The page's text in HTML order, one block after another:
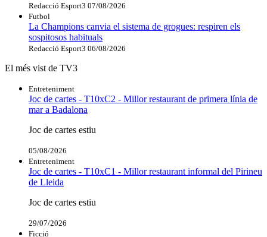
Redacció Esport3 07/08/2026
Futbol
La Champions canvia el sistema de grogues: respiren els
sospitosos habituals
Redacció Esport3 06/08/2026
El més vist de TV3
Entreteniment
Joc de cartes - T10xC2 - Millor restaurant de primera línia de
mar a Badalona
Joc de cartes estiu
05/08/2026
Entreteniment
Joc de cartes - T10xC1 - Millor restaurant informal del Pirineu
de Lleida
Joc de cartes estiu
29/07/2026
Ficció